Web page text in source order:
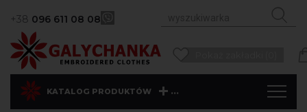
+38 096 611 08 08
KATALOG PRODUKTÓW ...